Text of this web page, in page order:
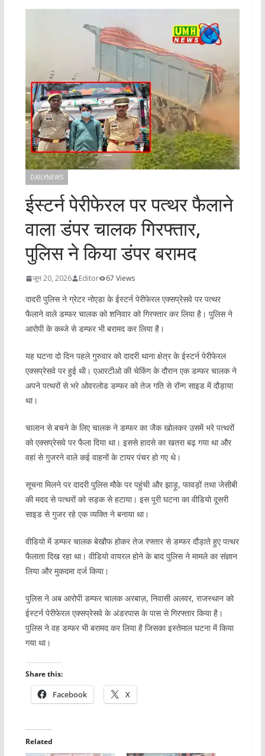
DAILYNEWS
ईस्टर्न पेरीफेरल पर पत्थर फैलाने
वाला डंपर चालक गिरफ्तार,
पुलिस ने किया डंपर बरामद
जून 20, 2026 Editor 67 Views
दादरी पुलिस ने ग्रेटर नोएडा के ईस्टर्न पेरीफेरल एक्सप्रेसवे पर पत्थर
फैलाने वाले डम्फर चालक को शनिवार को गिरफ्तार कर लिया है। पुलिस ने
आरोपी के कब्जे से डम्फर भी बरामद कर लिया है।
यह घटना दो दिन पहले गुरुवार को दादरी थाना क्षेत्र के ईस्टर्न पेरीफेरल
एक्सप्रेसवे पर हुई थी। एआरटीओ की चेकिंग के दौरान एक डम्फर चालक ने
अपने पत्थरों से भरे ओवरलोड डम्फर को तेज गति से रॉन्ग साइड में दौड़ाया
था।
चालान से बचने के लिए चालक ने डम्फर का जैक खोलकर उसमें भरे पत्थरों
को एक्सप्रेसवे पर फैला दिया था। इससे हादसे का खतरा बढ़ गया था और
वहां से गुजरने वाले कई वाहनों के टायर पंचर हो गए थे।
सूचना मिलने पर दादरी पुलिस मौके पर पहुंची और झाड़ू, फावड़ों तथा जेसीबी
की मदद से पत्थरों को सड़क से हटाया। इस पूरी घटना का वीडियो दूसरी
साइड से गुजर रहे एक व्यक्ति ने बनाया था।
वीडियो में डम्फर चालक बेखौफ होकर तेज रफ्तार से डम्फर दौड़ाते हुए पत्थर
फैलाता दिख रहा था। वीडियो वायरल होने के बाद पुलिस ने मामले का संज्ञान
लिया और मुकदमा दर्ज किया।
पुलिस ने अब आरोपी डम्फर चालक अरबाज़, निवासी अलवर, राजस्थान को
ईस्टर्न पेरीफेरल एक्सप्रेसवे के अंडरपास के पास से गिरफ्तार किया है।
पुलिस ने वह डम्फर भी बरामद कर लिया है जिसका इस्तेमाल घटना में किया
गया था।
Share this:
Facebook X
Related